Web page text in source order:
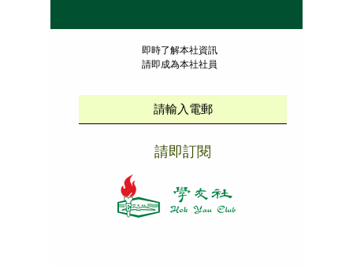
​即時了解本社資訊
請即成為本社社員
請即訂閱